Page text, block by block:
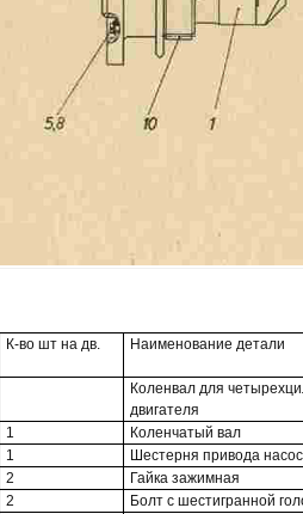
К-во шт на дв. Наименование детали
Коленвал для
двигателя
1
Коленчатый вал
1
Шестерня привода
2
Гайка зажимная
2
Болт с шестигранной